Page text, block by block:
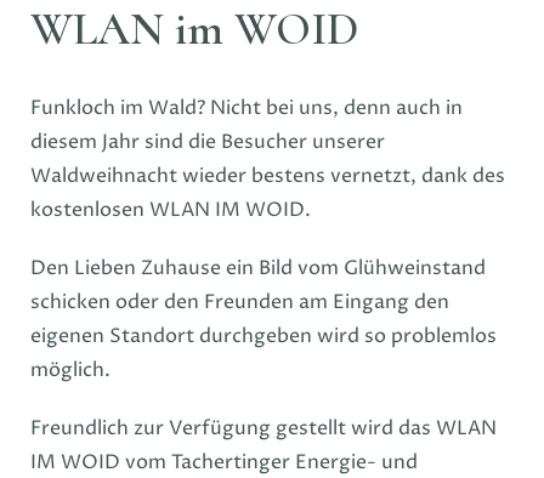
WLAN im WOID
Funkloch im Wald? Nicht bei uns, denn auch in
diesem Jahr sind die Besucher unserer
Waldweihnacht wieder bestens vernetzt, dank des
kostenlosen WLAN IM WOID.
Den Lieben Zuhause ein Bild vom Glühweinstand
schicken oder den Freunden am Eingang den
eigenen Standort durchgeben wird so problemlos
möglich.
Freundlich zur Verfügung gestellt wird das WLAN
IM WOID vom Tachertinger Energie- und